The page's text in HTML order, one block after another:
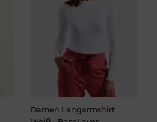
Damen Langarmshirt